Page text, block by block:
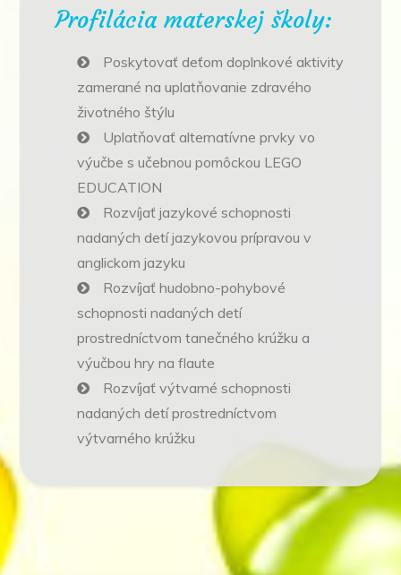
Profilácia materskej školy:
Poskytovať deťom doplnkové aktivity
zamerané na uplatňovanie zdravého
životného štýlu
Uplatňovať alternatívne prvky vo
výučbe s učebnou pomôckou LEGO
EDUCATION
Rozvíjať jazykové schopnosti
nadaných detí jazykovou prípravou v
anglickom jazyku
Rozvíjať hudobno-pohybové
schopnosti nadaných detí
prostredníctvom tanečného krúžku a
výučbou hry na flaute
Rozvíjať výtvarné schopnosti
nadaných detí prostredníctvom
výtvarného krúžku